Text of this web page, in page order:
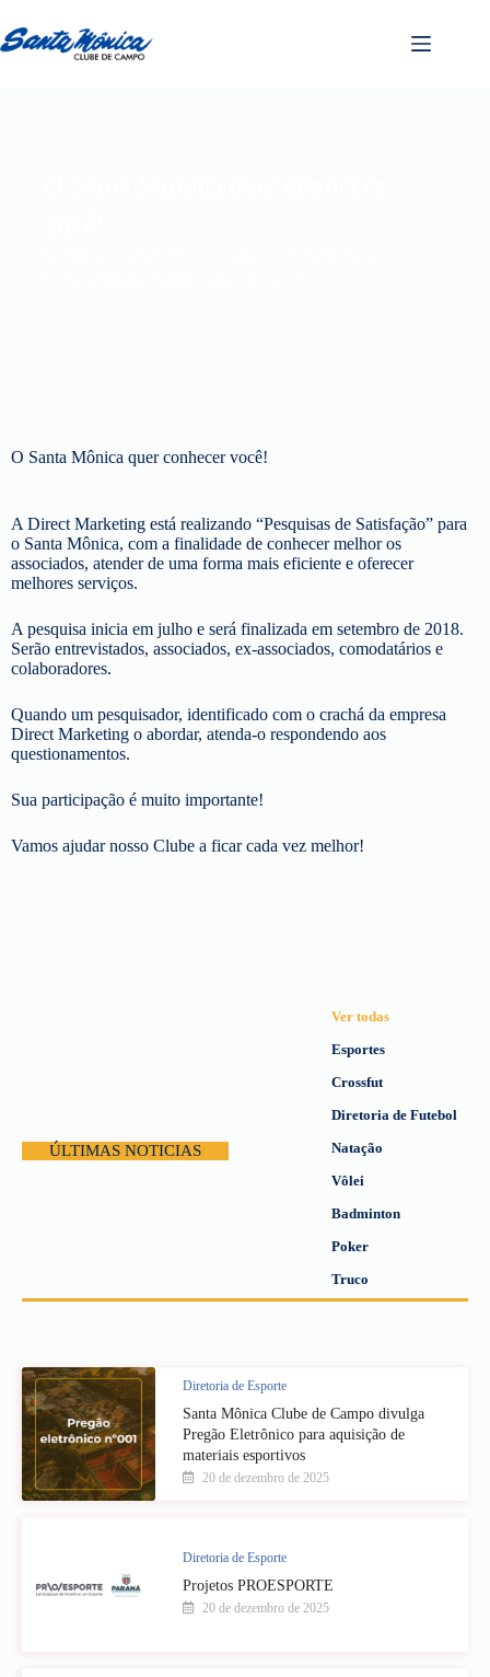
O Santa Mônica quer conhecer você!
A Direct Marketing está realizando “Pesquisas de Satisfação” para
o Santa Mônica, com a finalidade de conhecer melhor os
associados, atender de uma forma mais eficiente e oferecer
melhores serviços.
A pesquisa inicia em julho e será finalizada em setembro de 2018.
Serão entrevistados, associados, ex-associados, comodatários e
colaboradores.
Quando um pesquisador, identificado com o crachá da empresa
Direct Marketing o abordar, atenda-o respondendo aos
questionamentos.
Sua participação é muito importante!
Vamos ajudar nosso Clube a ficar cada vez melhor!
ÚLTIMAS NOTICIAS
Ver todas
Esportes
Crossfut
Diretoria de Futebol
Natação
Vôlei
Badminton
Poker
Truco
Diretoria de Esporte
Santa Mônica Clube de Campo divulga
Pregão Eletrônico para aquisição de
materiais esportivos
20 de dezembro de 2025
Diretoria de Esporte
Projetos PROESPORTE
20 de dezembro de 2025